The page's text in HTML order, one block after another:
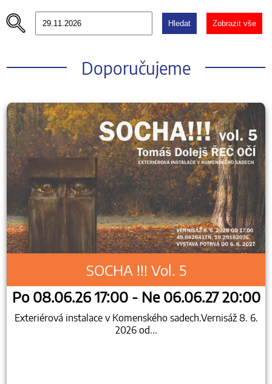
Hledat Zobrazit vše
Doporučujeme
SOCHA !!! Vol. 5
Po 08.06.26 17:00 - Ne 06.06.27 20:00
Exteriérová instalace v Komenského sadech.Vernisáž 8. 6.
2026 od...